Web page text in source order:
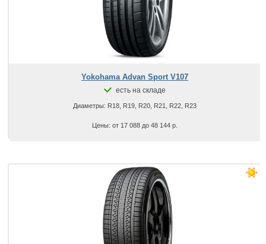
Yokohama Advan Sport V107
есть на складе
Диаметры: R18, R19, R20, R21, R22, R23
Цены: от 17 088 до 48 144 р.